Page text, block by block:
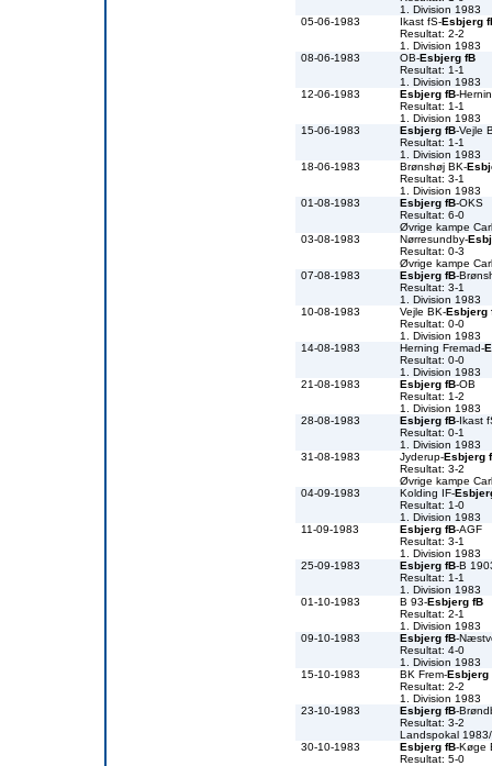
1. Division 1983
05-06-1983
Ikast fS-Esbjerg
Resultat: 2-2
1. Division 1983
08-06-1983
OB-Esbjerg fB
Resultat: 1-1
1. Division 1983
12-06-1983
Esbjerg fB-
Resultat: 1-1
1. Division 1983
15-06-1983
Esbjerg fB-Vejle
Resultat: 1-1
1. Division 1983
18-06-1983
Brønshøj BK-
Resultat: 3-1
1. Division 1983
01-08-1983
Esbjerg fB-OKS
Resultat: 6-0
Øvrige kampe
03-08-1983
Nørresundby-
Resultat: 0-3
Øvrige kampe
07-08-1983
Esbjerg fB-
Resultat: 3-1
1. Division 1983
10-08-1983
Vejle BK-Esbjerg
Resultat: 0-0
1. Division 1983
14-08-1983
Herning Fremad-
Resultat: 0-0
1. Division 1983
21-08-1983
Esbjerg fB-OB
Resultat: 1-2
1. Division 1983
28-08-1983
Esbjerg fB-Ikast
Resultat: 0-1
1. Division 1983
31-08-1983
Jyderup-Esbjerg
Resultat: 3-2
Øvrige kampe
04-09-1983
Kolding IF-
Resultat: 1-0
1. Division 1983
11-09-1983
Esbjerg fB-AGF
Resultat: 3-1
1. Division 1983
25-09-1983
Esbjerg fB-B
Resultat: 1-1
1. Division 1983
01-10-1983
B 93-Esbjerg fB
Resultat: 2-1
1. Division 1983
09-10-1983
Esbjerg fB-
Resultat: 4-0
1. Division 1983
15-10-1983
BK Frem-Esbjerg
Resultat: 2-2
1. Division 1983
23-10-1983
Esbjerg fB-
Resultat: 3-2
Landspokal
30-10-1983
Esbjerg fB-Køge
Resultat: 5-0